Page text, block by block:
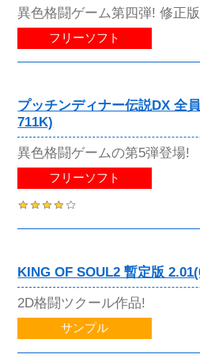
異色格闘ゲーム第四弾! 修正版
フリーソフト
プッチンディナー伝説DX 全
711K)
異色格闘ゲームの第5弾登場!
フリーソフト
KING OF SOUL2 暫定版
2D格闘ツクール作品!
サンプル